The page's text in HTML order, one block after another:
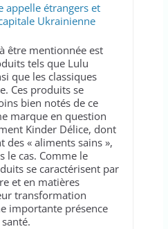
appelle étrangers et
Ukrainienne
être mentionnée est
tels que Lulu
que les classiques
Ces produits se
bien notés de ce
marque en question
Kinder Délice, dont
des « aliments sains »,
le cas. Comme le
se caractérisent par
et en matières
transformation
importante présence